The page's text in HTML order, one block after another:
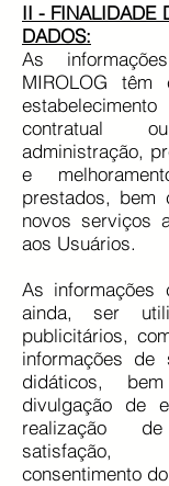
II - FINALIDADE
DADOS:
As
MIROLOG têm
contratual
administração,
e
prestados, bem
novos serviços
aos Usuários.
As informações
ainda, ser
publicitários,
informações de
didáticos,
divulgação de
realização
consentimento